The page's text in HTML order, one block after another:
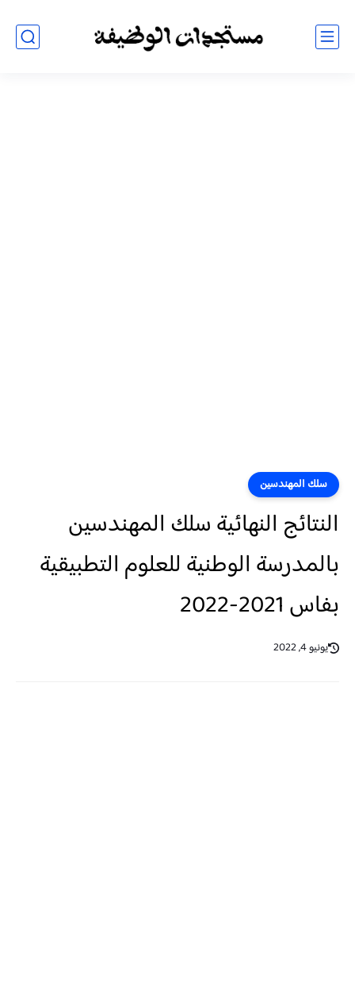
سلك المهندسين
النتائج النهائية سلك المهندسين
بالمدرسة الوطنية للعلوم التطبيقية
بفاس 2021-2022
يونيو 4, 2022